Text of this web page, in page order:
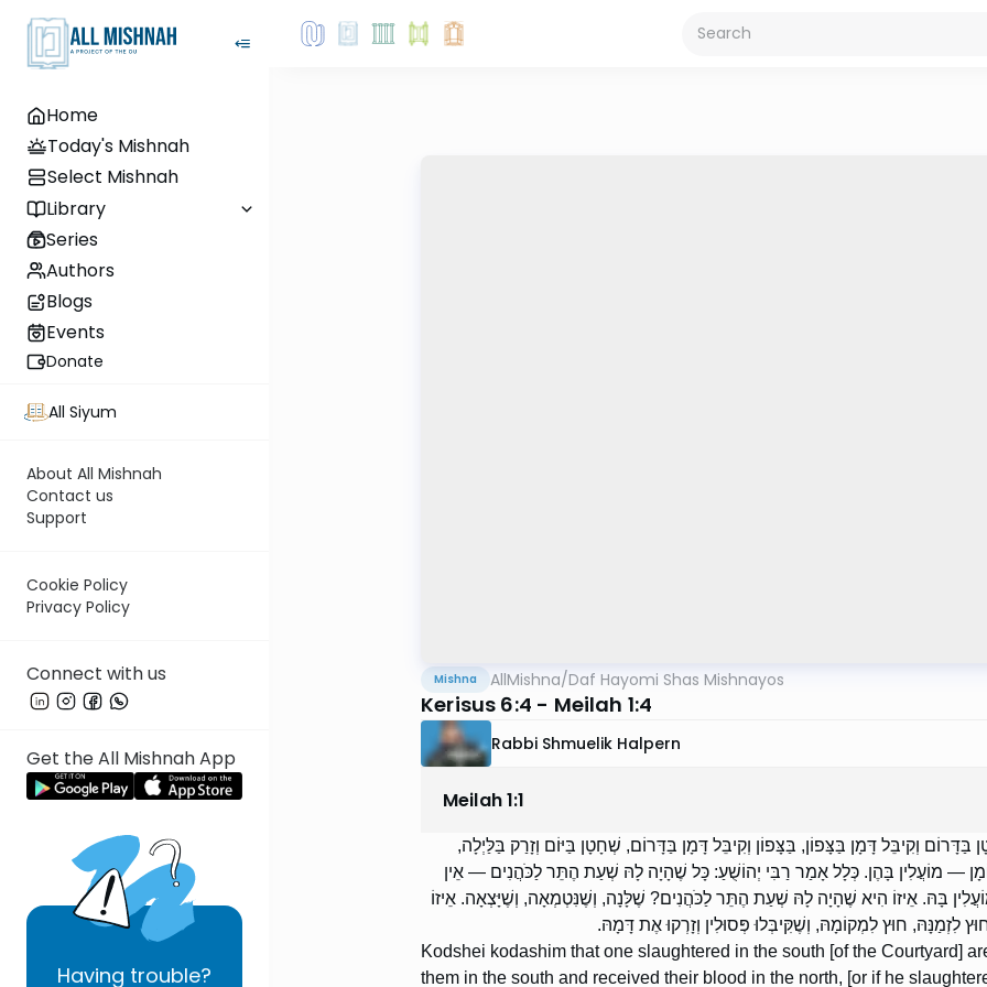
Home
Today's Mishnah
Select Mishnah
Library
Series
Authors
Blogs
Events
Donate
All Siyum
About All Mishnah
Contact us
Support
Cookie Policy
Privacy Policy
Connect with us
Get the All Mishnah App
Having trouble?
Mishna AllMishna/Daf Hayomi Shas Mishnayos
Kerisus 6:4 - Meilah 1:4
Rabbi Shmuelik Halpern
Meilah1:1
וְקִיבֵּל דָּמָן בַּצָּפוֹן, בַּצָּפוֹן וְקִיבֵּל דָּמָן בַּדָּרוֹם, שְׁחָטָן בַּיּוֹם וְזָרַק בַּלַּיְלָה,
— מוֹעֲלִין בָּהֶן. כְּלָל אָמַר רַבִּי יְהוֹשֻׁעַ: כָּל שֶׁהָיָה לָהּ שְׁעַת הֶתֵּר לַכֹּהֲנִים — אֵין
בָּהּ. אֵיזוֹ הִיא שֶׁהָיָה לָהּ שְׁעַת הֶתֵּר לַכֹּהֲנִים? שֶׁלָּנָה, וְשֶׁנִּטְמְאָה, וְשֶׁיָּצְאָה. אֵיזוֹ
חוּץ לִמְקוֹמָהּ, וְשֶׁקִּיבְּלוּ פְּסוּלִין וְזָרְקוּ אֶת דָּמָהּ.
Kodshei kodashim that one slaughtered in the south [of the Courtyard]
them in the south and received their blood in the north, [or if he